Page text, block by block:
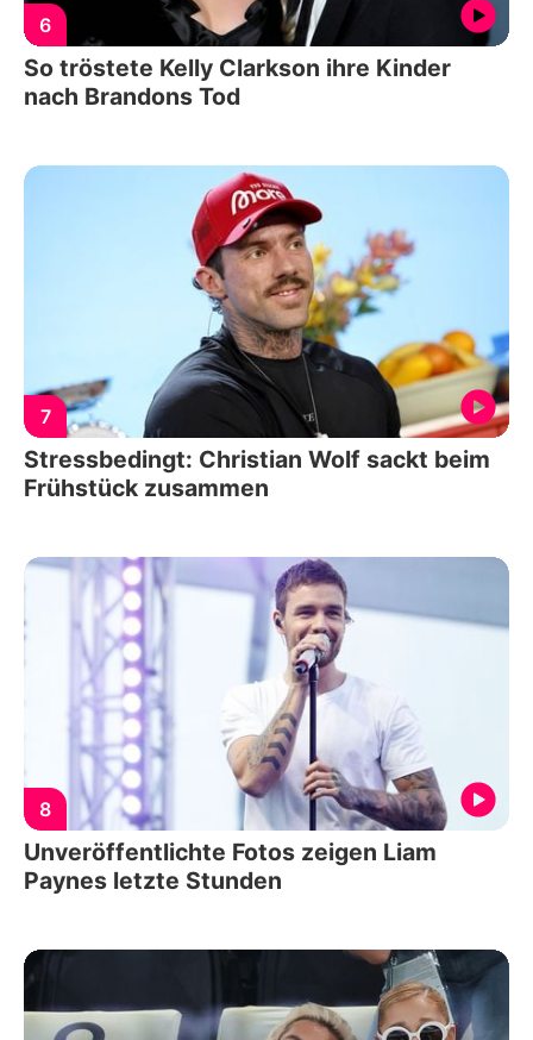
6
So tröstete Kelly Clarkson ihre Kinder
nach Brandons Tod
7
Stressbedingt: Christian Wolf sackt beim
Frühstück zusammen
8
Unveröffentlichte Fotos zeigen Liam
Paynes letzte Stunden